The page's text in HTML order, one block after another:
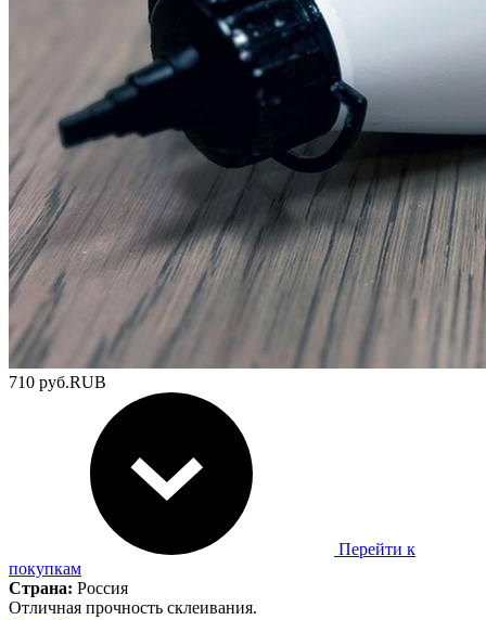
710 руб.RUB
Перейти к
покупкам
Страна: Россия
Отличная прочность склеивания.